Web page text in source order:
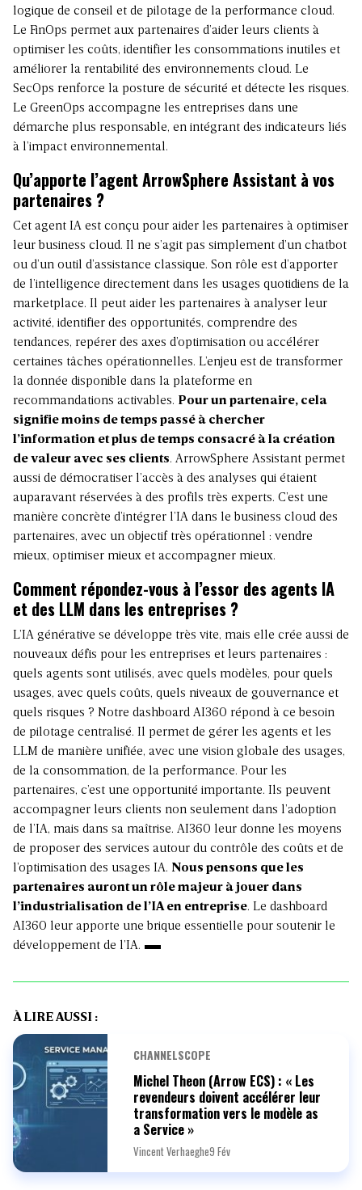
logique de conseil et de pilotage de la performance cloud.
Le FinOps permet aux partenaires d’aider leurs clients à
optimiser les coûts, identifier les consommations inutiles et
améliorer la rentabilité des environnements cloud. Le
SecOps renforce la posture de sécurité et détecte les risques.
Le GreenOps accompagne les entreprises dans une
démarche plus responsable, en intégrant des indicateurs liés
à l’impact environnemental.
Qu’apporte l’agent ArrowSphere Assistant à vos
partenaires ?
Cet agent IA est conçu pour aider les partenaires à optimiser
leur business cloud. Il ne s’agit pas simplement d’un chatbot
ou d’un outil d’assistance classique. Son rôle est d’apporter
de l’intelligence directement dans les usages quotidiens de la
marketplace. Il peut aider les partenaires à analyser leur
activité, identifier des opportunités, comprendre des
tendances, repérer des axes d’optimisation ou accélérer
certaines tâches opérationnelles. L’enjeu est de transformer
la donnée disponible dans la plateforme en
recommandations activables. Pour un partenaire, cela
signifie moins de temps passé à chercher
l’information et plus de temps consacré à la création
de valeur avec ses clients. ArrowSphere Assistant permet
aussi de démocratiser l’accès à des analyses qui étaient
auparavant réservées à des profils très experts. C’est une
manière concrète d’intégrer l’IA dans le business cloud des
partenaires, avec un objectif très opérationnel : vendre
mieux, optimiser mieux et accompagner mieux.
Comment répondez-vous à l’essor des agents IA
et des LLM dans les entreprises ?
L’IA générative se développe très vite, mais elle crée aussi de
nouveaux défis pour les entreprises et leurs partenaires :
quels agents sont utilisés, avec quels modèles, pour quels
usages, avec quels coûts, quels niveaux de gouvernance et
quels risques ? Notre dashboard AI360 répond à ce besoin
de pilotage centralisé. Il permet de gérer les agents et les
LLM de manière unifiée, avec une vision globale des usages,
de la consommation, de la performance. Pour les
partenaires, c’est une opportunité importante. Ils peuvent
accompagner leurs clients non seulement dans l’adoption
de l’IA, mais dans sa maîtrise. AI360 leur donne les moyens
de proposer des services autour du contrôle des coûts et de
l’optimisation des usages IA. Nous pensons que les
partenaires auront un rôle majeur à jouer dans
l’industrialisation de l’IA en entreprise. Le dashboard
AI360 leur apporte une brique essentielle pour soutenir le
développement de l’IA.
À LIRE AUSSI :
CHANNELSCOPE
Michel Theon (Arrow ECS) : « Les
revendeurs doivent accélérer leur
transformation vers le modèle as
a Service »
Vincent Verhaeghe9 Fév